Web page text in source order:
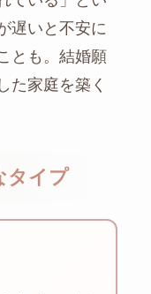
遅いと不安に
とも。結婚願
た家庭を築く
タイプ